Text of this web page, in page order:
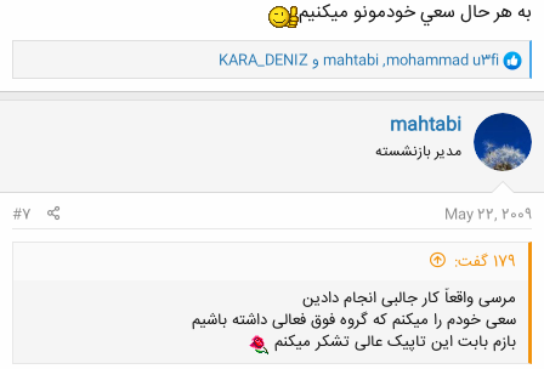
به هر حال سعي خودمونو ميكنيم
و
ا
ک
ن
ه
ا
mohammad u3fi
,
mahtabi و KARA_DENIZ
mahtabi
مدیر بازنشسته
May 22, 2009
#7
179 گفت:
مرسی واقعاً کار جالبی انجام دادین
سعی خودم را میکنم که گروه فوق فعالی داشته باشیم
بازم بابت این تاپیک عالی تشکر میکنم